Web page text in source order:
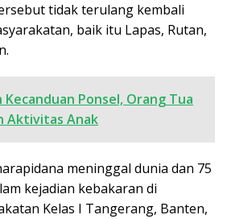
tidak terulang kembali
baik itu Lapas, Rutan,
Kecanduan Ponsel, Orang Tua
Aktivitas Anak
meninggal dunia dan 75
kejadian kebakaran di
Kelas I Tangerang, Banten,